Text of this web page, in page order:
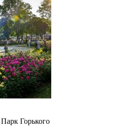
Парк Горького